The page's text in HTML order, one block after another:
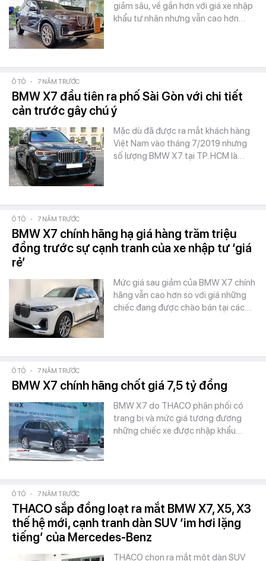
giảm sâu, về gần hơn với giá xe nhập
khẩu tư nhân nhưng vẫn cao hơn…
Ô TÔ - 7 NĂM TRƯỚC
BMW X7 đầu tiên ra phố Sài Gòn với chi tiết
cản trước gây chú ý
Mặc dù đã được ra mắt khách hàng
Việt Nam vào tháng 7/2019 nhưng
số lượng BMW X7 tại TP. HCM là…
Ô TÔ - 7 NĂM TRƯỚC
BMW X7 chính hãng hạ giá hàng trăm triệu
đồng trước sự cạnh tranh của xe nhập tư ‘giá
rẻ’
Mức giá sau giảm của BMW X7 chính
hãng vẫn cao hơn so với giá những
chiếc đang được chào bán tại các…
Ô TÔ - 7 NĂM TRƯỚC
BMW X7 chính hãng chốt giá 7,5 tỷ đồng
BMW X7 do THACO phân phối có
trang bị và mức giá tương đương
những chiếc xe được nhập khẩu…
Ô TÔ - 7 NĂM TRƯỚC
THACO sắp đồng loạt ra mắt BMW X7, X5, X3
thế hệ mới, cạnh tranh dàn SUV ‘im hơi lặng
tiếng’ của Mercedes-Benz
THACO chọn ra mắt một dàn SUV